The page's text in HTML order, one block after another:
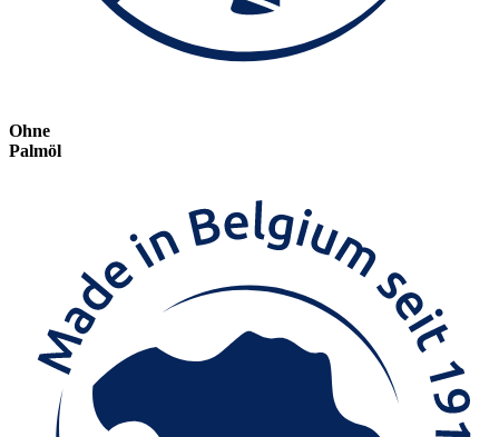
Ohne
Palmöl